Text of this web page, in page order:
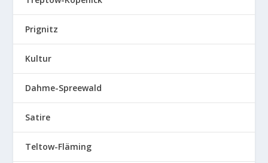
Prignitz
Kultur
Dahme-Spreewald
Satire
Teltow-Fläming